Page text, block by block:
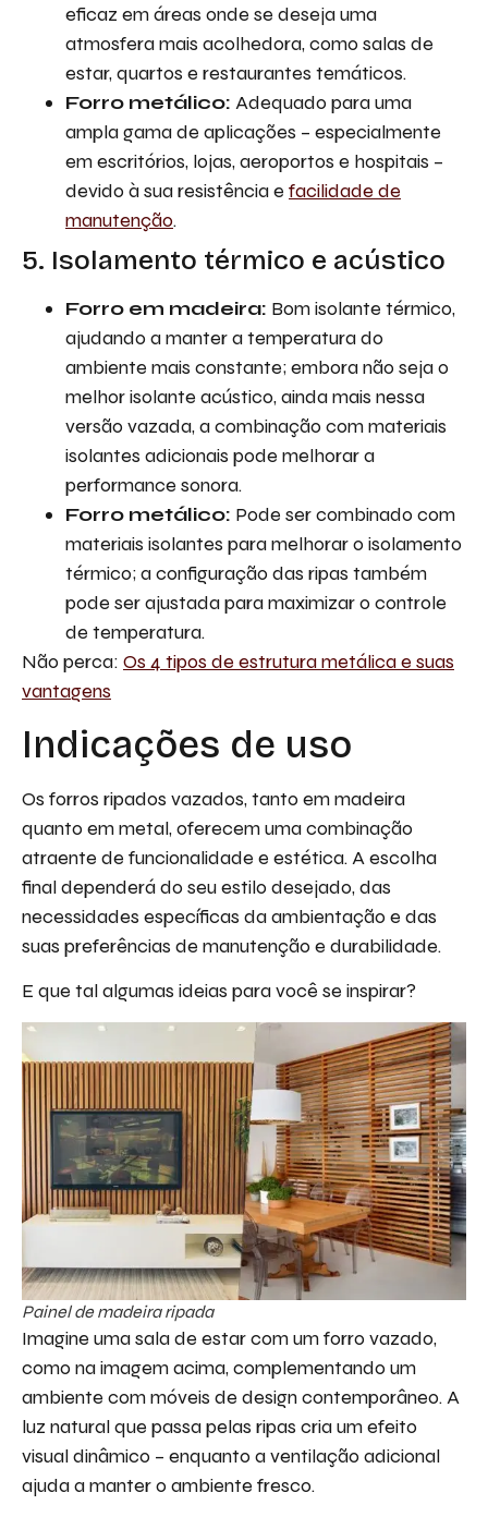
eficaz em áreas onde se deseja uma
atmosfera mais acolhedora, como salas de
estar, quartos e restaurantes temáticos.
Forro metálico: Adequado para uma
ampla gama de aplicações – especialmente
em escritórios, lojas, aeroportos e hospitais –
devido à sua resistência e facilidade de
manutenção.
5. Isolamento térmico e acústico
Forro em madeira: Bom isolante térmico,
ajudando a manter a temperatura do
ambiente mais constante; embora não seja o
melhor isolante acústico, ainda mais nessa
versão vazada, a combinação com materiais
isolantes adicionais pode melhorar a
performance sonora.
Forro metálico: Pode ser combinado com
materiais isolantes para melhorar o isolamento
térmico; a configuração das ripas também
pode ser ajustada para maximizar o controle
de temperatura.
Não perca: Os 4 tipos de estrutura metálica e suas
vantagens
Indicações de uso
Os forros ripados vazados, tanto em madeira
quanto em metal, oferecem uma combinação
atraente de funcionalidade e estética. A escolha
final dependerá do seu estilo desejado, das
necessidades específicas da ambientação e das
suas preferências de manutenção e durabilidade.
E que tal algumas ideias para você se inspirar?
Painel de madeira ripada
Imagine uma sala de estar com um forro vazado,
como na imagem acima, complementando um
ambiente com móveis de design contemporâneo. A
luz natural que passa pelas ripas cria um efeito
visual dinâmico – enquanto a ventilação adicional
ajuda a manter o ambiente fresco.